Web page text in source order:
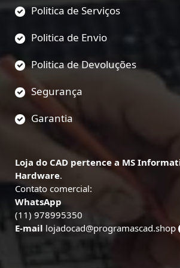
Politica de Serviços
Politica de Envio
Politica de Devoluções
Segurança
Garantia
Loja do CAD pertence a MS
Hardware.
Contato comercial:
WhatsApp
(11) 978995350
E-mail lojadocad@programascad.shop